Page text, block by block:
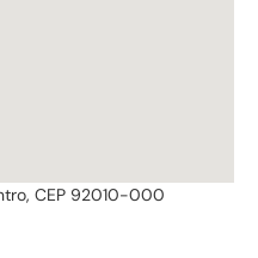
CEP 92010-000